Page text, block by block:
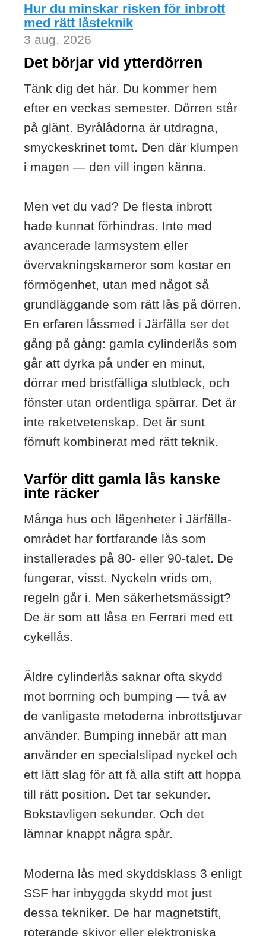
Hur du minskar risken för inbrott
med rätt låsteknik
3 aug. 2026
Det börjar vid ytterdörren
Tänk dig det här. Du kommer hem
efter en veckas semester. Dörren står
på glänt. Byrålådorna är utdragna,
smyckeskrinet tomt. Den där klumpen
i magen — den vill ingen känna.
Men vet du vad? De flesta inbrott
hade kunnat förhindras. Inte med
avancerade larmsystem eller
övervakningskameror som kostar en
förmögenhet, utan med något så
grundläggande som rätt lås på dörren.
En erfaren låssmed i Järfälla ser det
gång på gång: gamla cylinderlås som
går att dyrka på under en minut,
dörrar med bristfälliga slutbleck, och
fönster utan ordentliga spärrar. Det är
inte raketvetenskap. Det är sunt
förnuft kombinerat med rätt teknik.
Varför ditt gamla lås kanske
inte räcker
Många hus och lägenheter i Järfälla-
området har fortfarande lås som
installerades på 80- eller 90-talet. De
fungerar, visst. Nyckeln vrids om,
regeln går i. Men säkerhetsmässigt?
De är som att låsa en Ferrari med ett
cykellås.
Äldre cylinderlås saknar ofta skydd
mot borrning och bumping — två av
de vanligaste metoderna inbrottstjuvar
använder. Bumping innebär att man
använder en specialslipad nyckel och
ett lätt slag för att få alla stift att hoppa
till rätt position. Det tar sekunder.
Bokstavligen sekunder. Och det
lämnar knappt några spår.
Moderna lås med skyddsklass 3 enligt
SSF har inbyggda skydd mot just
dessa tekniker. De har magnetstift,
roterande skivor eller elektroniska